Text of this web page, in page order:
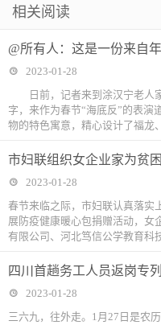
相关阅读
@所有人：这是一份来自
2023-01-28
日前，记者来到涂汉宁老人家
字，来作为春节“海底反”的表演
物的特色寓意，精心设计了福龙
市妇联组织女企业家为贫
2023-01-28
春节来临之际，市妇联认真落实
展防疫健康暖心包捐赠活动，女
有限公司、河北笃信公学教育科
四川首趟务工人员返岗专
2023-01-28
三六九，往外走。1月27日是农